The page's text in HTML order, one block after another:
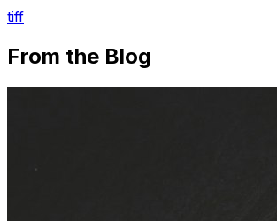
tiff
From the Blog